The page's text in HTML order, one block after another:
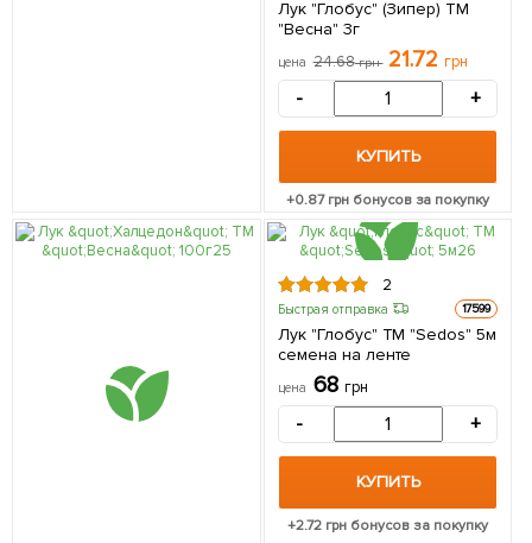
Лук "Глобус" (Зипер) ТМ
"Весна" 3г
цена 24.68грн 21.72 грн
- +
КУПИТЬ
+0.87грн бонусов за покупку
2
Быстрая отправка 17599
Лук "Глобус" ТМ "Sedos" 5м
семена на ленте
цена 68 грн
- +
КУПИТЬ
+2.72 грн бонусов за покупку